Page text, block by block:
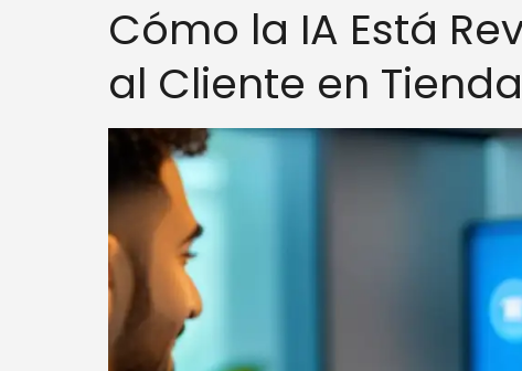
Cómo la IA Está
al Cliente en